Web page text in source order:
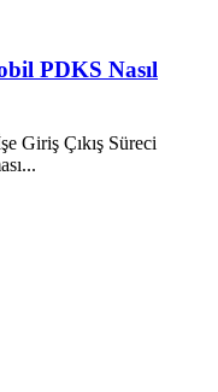
PDKS Nasıl
Giriş Çıkış Süreci